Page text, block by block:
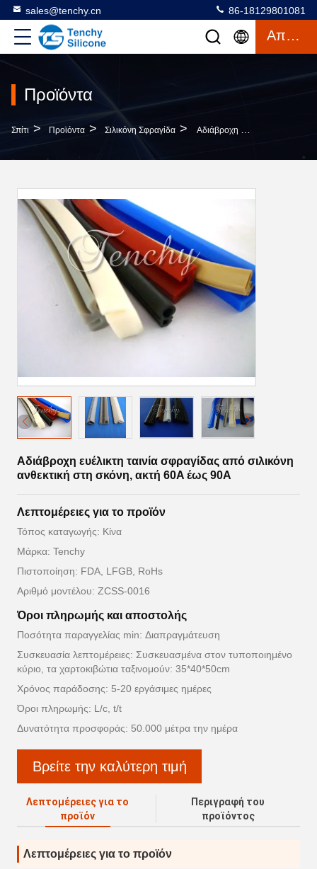
sales@tenchy.cn 86-18129801081
Απόσπασμα
Προϊόντα
Σπίτι > Προϊόντα > Σιλικόνη Σφραγίδα > Αδιάβροχη Ευέλικτη Ταινία Σφραγίδας Από Σιλικόνη Ανθεκτική Στη Σκόνη, Ακτή 60A Έως 90A
Αδιάβροχη ευέλικτη ταινία σφραγίδας από σιλικόνη
ανθεκτική στη σκόνη, ακτή 60A έως 90A
Λεπτομέρειες για το προϊόν
Τόπος καταγωγής: Κίνα
Μάρκα: Tenchy
Πιστοποίηση: FDA, LFGB, RoHs
Αριθμό μοντέλου: ZCSS-0016
Όροι πληρωμής και αποστολής
Ποσότητα παραγγελίας min: Διαπραγμάτευση
Συσκευασία λεπτομέρειες: Συσκευασμένα στον τυποποιημένο
κύριο, τα χαρτοκιβώτια ταξινομούν: 35*40*50cm
Χρόνος παράδοσης: 5-20 εργάσιμες ημέρες
Όροι πληρωμής: L/c, t/t
Δυνατότητα προσφοράς: 50.000 μέτρα την ημέρα
Βρείτε την καλύτερη τιμή
Λεπτομέρειες για το
προϊόν
Περιγραφή του
προϊόντος
Λεπτομέρειες για το προϊόν